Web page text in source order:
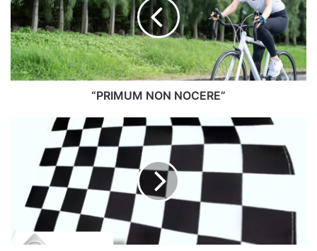
“PRIMUM NON NOCERE”
organizza
gratuito
Ufficiali
Gara